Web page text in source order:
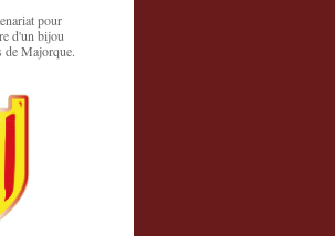
pour
d'un bijou
de Majorque.